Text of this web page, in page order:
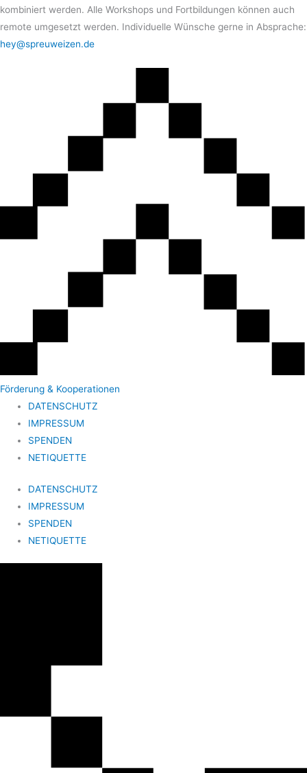
kombiniert werden. Alle Workshops und Fortbildungen können auch
remote umgesetzt werden. Individuelle Wünsche gerne in Absprache:
hey@spreuweizen.de
Förderung & Kooperationen
DATENSCHUTZ
IMPRESSUM
SPENDEN
NETIQUETTE
DATENSCHUTZ
IMPRESSUM
SPENDEN
NETIQUETTE